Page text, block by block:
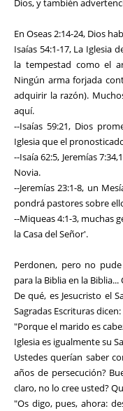
Dios, y también
En Oseas 2:14-24, Dios
Isaías 54:1-17, La Iglesia
la tempestad como el
Ningún arma forjada
adquirir la razón).
aquí.
--Isaías 59:21, Dios
Iglesia que el
--Isaía 62:5, Jeremías
Novia.
--Jeremías 23:1-8, un
pondrá pastores sobre
--Miqueas 4:1-3, muchas
la Casa del Señor'.
Perdonen, pero no
para la Biblia en la Biblia...
De qué, es Jesucristo el
Sagradas Escrituras dicen:
"Porque el marido es
Iglesia es igualmente su
Ustedes querían saber
años de persecución?
claro, no lo cree usted?
"Os digo, pues, ahora: